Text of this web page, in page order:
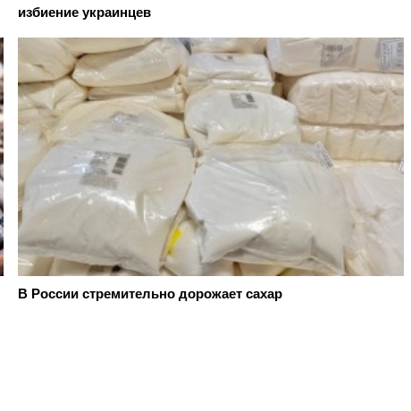
избиение украинцев
В России стремительно дорожает сахар